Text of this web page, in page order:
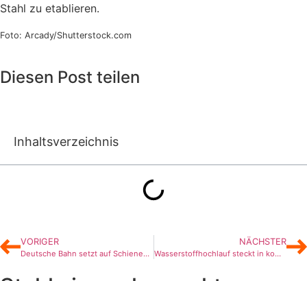
Stahl zu etablieren.
Foto: Arcady/Shutterstock.com
Diesen Post teilen
Inhaltsverzeichnis
VORIGER
Deutsche Bahn setzt auf Schienen aus grünem Stahl von Saarstahl
NÄCHSTER
Wasserstoffhochlauf steckt in komplexem Hemmniskreislauf